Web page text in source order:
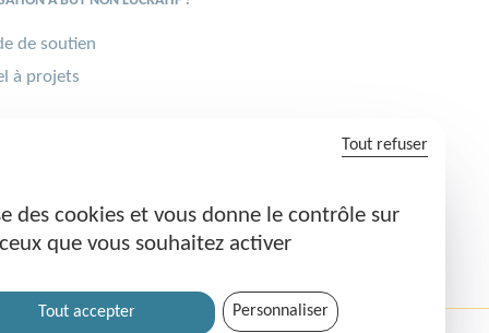
de soutien
à projets
solidaire
sportif
des cookies et vous donne le contrôle sur
que vous souhaitez activer
Tout accepter
Tout refuser
Personnaliser